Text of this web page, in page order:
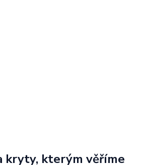
kryty, kterým věříme